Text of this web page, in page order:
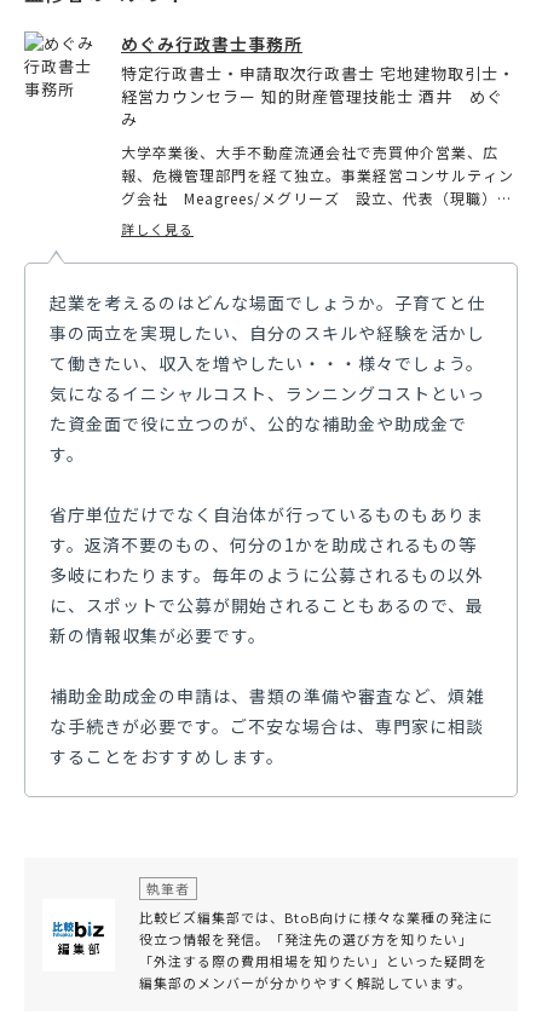
めぐみ行政書士事務所
特定行政書士・申請取次行政書士 宅地建物取引士・
経営カウンセラー 知的財産管理技能士 酒井 めぐ
み
大学卒業後、大手不動産流通会社で売買仲介営業、広
報、危機管理部門を経て独立。事業経営コンサルティン
グ会社 Meagrees/メグリーズ 設立、代表（現職）VR
システム企画開発会社 株式会社セールスビジョンを20
事務所では、これまでの不動産業界35年および会社経
営、プライベートでは離婚/再婚、親の介護/看護/相続
等の経験から得た知見を活して、みなさまの「この先の
希望や願い」を形にするお手伝いをしています。
詳しく見る
起業を考えるのはどんな場面でしょうか。子育てと仕
事の両立を実現したい、自分のスキルや経験を活かし
て働きたい、収入を増やしたい・・・様々でしょう。
気になるイニシャルコスト、ランニングコストといっ
た資金面で役に立つのが、公的な補助金や助成金で
す。
省庁単位だけでなく自治体が行っているものもありま
す。返済不要のもの、何分の1かを助成されるもの等
多岐にわたります。毎年のように公募されるもの以外
に、スポットで公募が開始されることもあるので、最
新の情報収集が必要です。
補助金助成金の申請は、書類の準備や審査など、煩雑
な手続きが必要です。ご不安な場合は、専門家に相談
することをおすすめします。
執筆者
比較ビズ編集部では、BtoB向けに様々な業種の発注に
役立つ情報を発信。「発注先の選び方を知りたい」
「外注する際の費用相場を知りたい」といった疑問を
編集部のメンバーが分かりやすく解説しています。